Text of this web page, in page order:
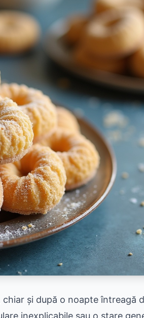
și după o noapte întreagă
inexplicabile sau o stare